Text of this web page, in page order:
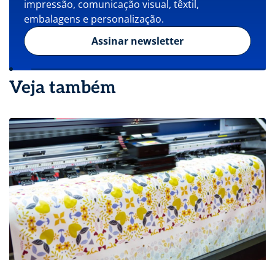
impressão, comunicação visual, têxtil,
embalagens e personalização.
Assinar newsletter
Veja também